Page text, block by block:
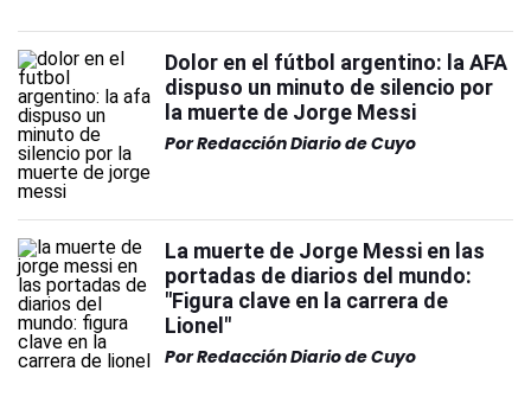
Dolor en el fútbol argentino: la AFA
dispuso un minuto de silencio por
la muerte de Jorge Messi
PorRedacción Diario de Cuyo
La muerte de Jorge Messi en las
portadas de diarios del mundo:
"Figura clave en la carrera de
Lionel"
PorRedacción Diario de Cuyo